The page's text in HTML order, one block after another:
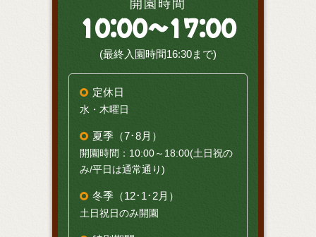
開園時間
10:00～17:00
(最終入園時間16:30まで)
定休日
水・木曜日
夏季（7･8月）
開園時間：10:00～18:00(土日祝の
み/平日は通常通り)
冬季（12･1･2月）
土日祝日のみ開園